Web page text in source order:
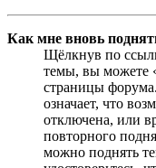
Как мне вновь
Щёлкнув по
темы, вы можете
страницы
означает, что
отключена, или
повторного
можно поднять